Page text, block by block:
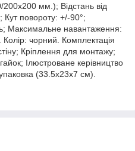
мм.); Відстань від
Кут повороту: +/-90°;
Максимальне навантаження:
чорний. Комплектація
Кріплення для монтажу;
Ілюстроване керівництво
(33.5x23x7 см).